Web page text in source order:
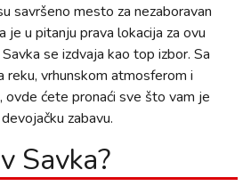
savršeno mesto za nezaboravan
je u pitanju prava lokacija za ovu
se izdvaja kao top izbor. Sa
vrhunskom atmosferom i
ćete pronaći sve što vam je
zabavu.
Savka?